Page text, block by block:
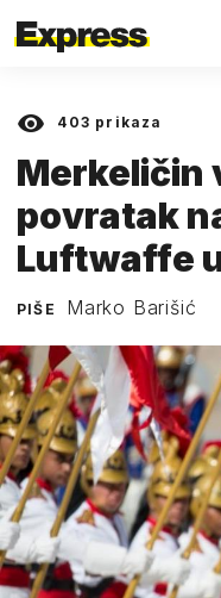
403 prikaza
Merkeličin
povratak
Luftwaffe
PIŠE Marko Barišić